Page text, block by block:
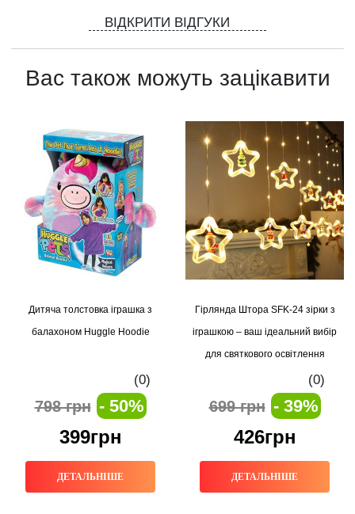
ВІДКРИТИ ВІДГУКИ
Вас також можуть зацікавити
Дитяча толстовка іграшка з
балахоном Huggle Hoodie
(0)
798 грн - 50%
399грн
ДЕТАЛЬНІШЕ
Гірлянда Штора SFK-24 зірки з
іграшкою – ваш ідеальний вибір
для святкового освітлення
(0)
699 грн - 39%
426грн
ДЕТАЛЬНІШЕ